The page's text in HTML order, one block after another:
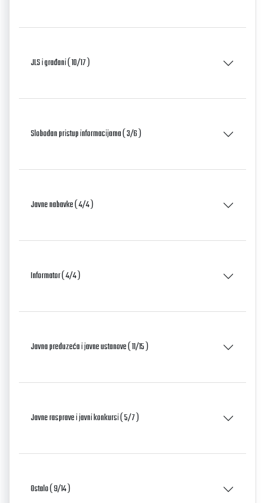
JLS i građani ( 10/17 )
Slobodan pristup informacijama ( 3/6 )
Javne nabavke ( 4/4 )
Informator ( 4/4 )
Javna preduzeća i javne ustanove ( 11/15 )
Javne rasprave i javni konkursi ( 5/7 )
Ostalo ( 9/14 )